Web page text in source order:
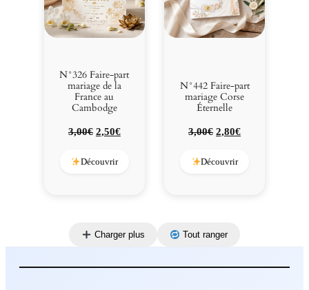
N°326 Faire-part
mariage de la
France au
Cambodge
3,00€ Le
initial
2,50€Le
Découvrir
N°442 Faire-part
mariage Corse
Éternelle
3,00€ Le
initial
2,80€Le
Découvrir
Charger plus Tout ranger